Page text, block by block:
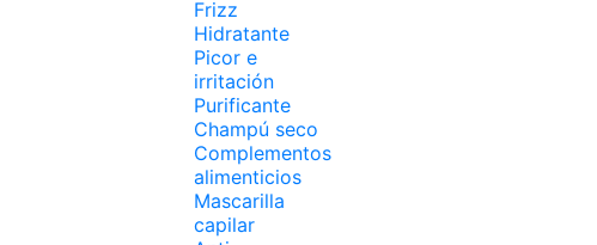
Frizz
Hidratante
Picor e
irritación
Purificante
Champú seco
Complementos
alimenticios
Mascarilla
capilar